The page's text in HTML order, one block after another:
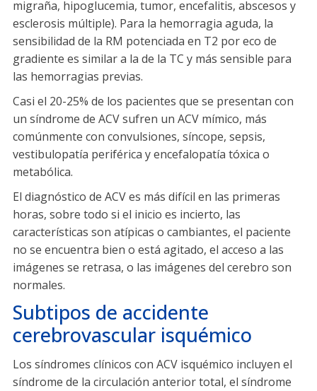
migraña, hipoglucemia, tumor, encefalitis, abscesos y
esclerosis múltiple). Para la hemorragia aguda, la
sensibilidad de la RM potenciada en T2 por eco de
gradiente es similar a la de la TC y más sensible para
las hemorragias previas.
Casi el 20-25% de los pacientes que se presentan con
un síndrome de ACV sufren un ACV mímico, más
comúnmente con convulsiones, síncope, sepsis,
vestibulopatía periférica y encefalopatía tóxica o
metabólica.
El diagnóstico de ACV es más difícil en las primeras
horas, sobre todo si el inicio es incierto, las
características son atípicas o cambiantes, el paciente
no se encuentra bien o está agitado, el acceso a las
imágenes se retrasa, o las imágenes del cerebro son
normales.
Subtipos de accidente
cerebrovascular isquémico
Los síndromes clínicos con ACV isquémico incluyen el
síndrome de la circulación anterior total, el síndrome